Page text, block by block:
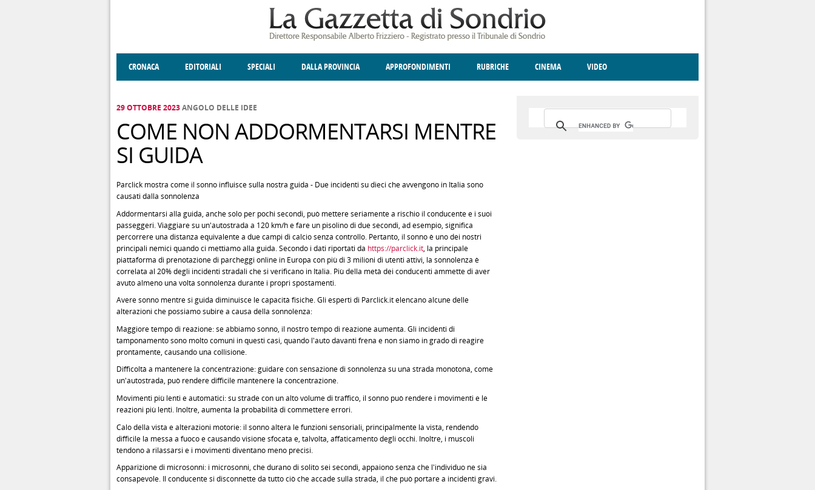
CRONACA EDITORIALI SPECIALI DALLA PROVINCIA APPROFONDIMENTI RUBRICHE CINEMA VIDEO
29 OTTOBRE 2023ANGOLO DELLE IDEE
COME NON ADDORMENTARSI MENTRE
SI GUIDA
Parclick mostra come il sonno influisce sulla nostra guida - Due incidenti su dieci che avvengono in Italia sono
causati dalla sonnolenza
Addormentarsi alla guida, anche solo per pochi secondi, può mettere seriamente a rischio il conducente e i suoi
passeggeri. Viaggiare su un'autostrada a 120 km/h e fare un pisolino di due secondi, ad esempio, significa
percorrere una distanza equivalente a due campi di calcio senza controllo. Pertanto, il sonno è uno dei nostri
principali nemici quando ci mettiamo alla guida. Secondo i dati riportati da https://parclick.it, la principale
piattaforma di prenotazione di parcheggi online in Europa con più di 3 milioni di utenti attivi, la sonnolenza è
correlata al 20% degli incidenti stradali che si verificano in Italia. Più della metà dei conducenti ammette di aver
avuto almeno una volta sonnolenza durante i propri spostamenti.
Avere sonno mentre si guida diminuisce le capacità fisiche. Gli esperti di Parclick.it elencano alcune delle
alterazioni che possiamo subire a causa della sonnolenza:
Maggiore tempo di reazione: se abbiamo sonno, il nostro tempo di reazione aumenta. Gli incidenti di
tamponamento sono molto comuni in questi casi, quando l'auto davanti frena e non siamo in grado di reagire
prontamente, causando una collisione.
Difficoltà a mantenere la concentrazione: guidare con sensazione di sonnolenza su una strada monotona, come
un'autostrada, può rendere difficile mantenere la concentrazione.
Movimenti più lenti e automatici: su strade con un alto volume di traffico, il sonno può rendere i movimenti e le
reazioni più lenti. Inoltre, aumenta la probabilità di commettere errori.
Calo della vista e alterazioni motorie: il sonno altera le funzioni sensoriali, principalmente la vista, rendendo
difficile la messa a fuoco e causando visione sfocata e, talvolta, affaticamento degli occhi. Inoltre, i muscoli
tendono a rilassarsi e i movimenti diventano meno precisi.
Apparizione di microsonni: i microsonni, che durano di solito sei secondi, appaiono senza che l'individuo ne sia
consapevole. Il conducente si disconnette da tutto ciò che accade sulla strada, il che può portare a incidenti gravi.